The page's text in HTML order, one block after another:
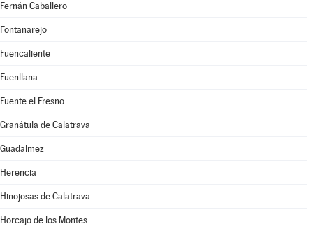
Fernán Caballero
Fontanarejo
Fuencaliente
Fuenllana
Fuente el Fresno
Granátula de Calatrava
Guadalmez
Herencia
Hinojosas de Calatrava
Horcajo de los Montes